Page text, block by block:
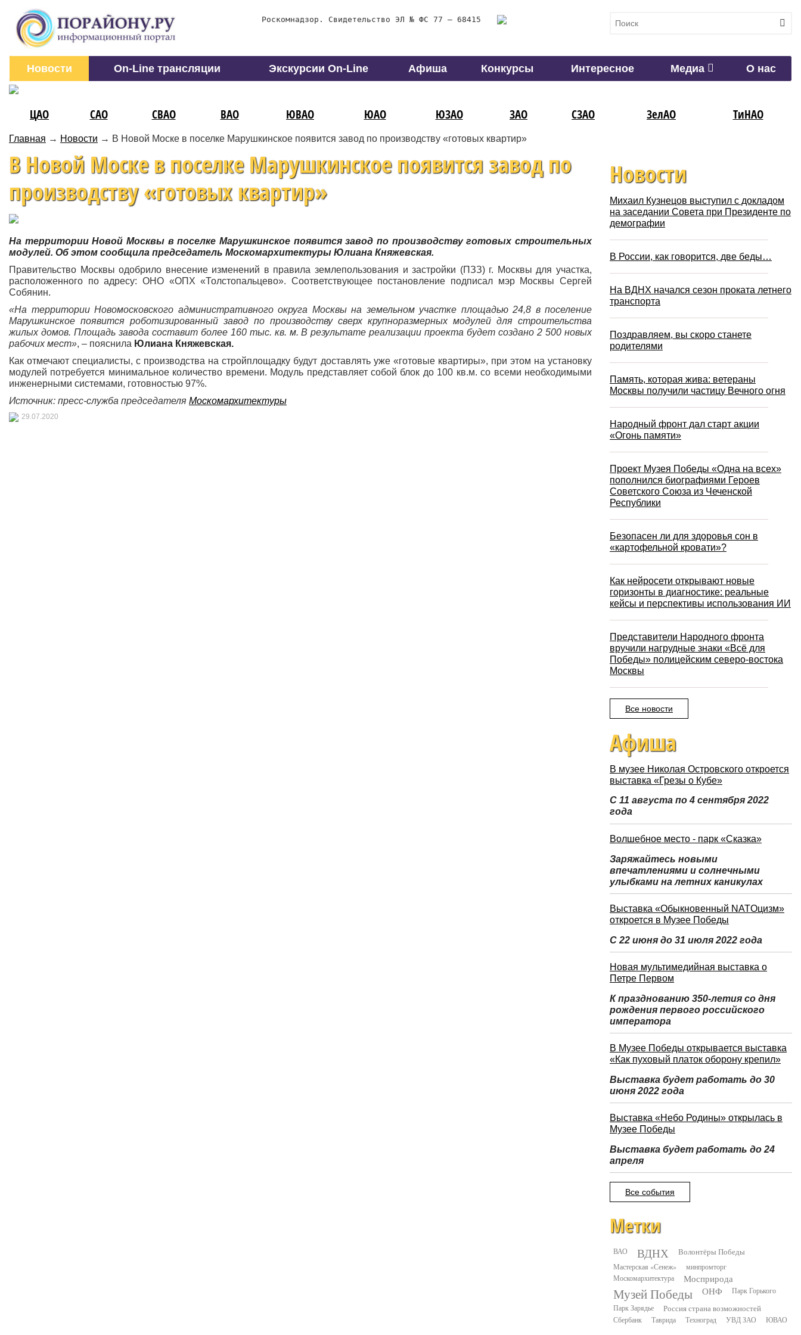
Роскомнадзор. Свидетельство ЭЛ № ФС 77 – 68415
Новости On-Line трансляции Экскурсии On-Line Афиша Конкурсы Интересное Медиа О нас
ЦАО САО СВАО ВАО ЮВАО ЮАО ЮЗАО ЗАО СЗАО ЗелАО ТиНАО
Главная → Новости → В Новой Моске в поселке Марушкинское появится завод по производству «готовых квартир»
В Новой Моске в поселке Марушкинское появится завод по
производству «готовых квартир»
На территории Новой Москвы в поселке Марушкинское появится завод по производству готовых строительных
модулей. Об этом сообщила председатель Москомархитектуры Юлиана Княжевская.
Правительство Москвы одобрило внесение изменений в правила землепользования и застройки (ПЗЗ) г. Москвы для участка,
расположенного по адресу: ОНО «ОПХ «Толстопальцево». Соответствующее постановление подписал мэр Москвы Сергей
Собянин.
«На территории Новомосковского административного округа Москвы на земельном участке площадью 24,8 в поселение
Марушкинское появится роботизированный завод по производству сверх крупноразмерных модулей для строительства
жилых домов. Площадь завода составит более 160 тыс. кв. м. В результате реализации проекта будет создано 2 500 новых
рабочих мест», – пояснила Юлиана Княжевская.
Как отмечают специалисты, с производства на стройплощадку будут доставлять уже «готовые квартиры», при этом на установку
модулей потребуется минимальное количество времени. Модуль представляет собой блок до 100 кв.м. со всеми необходимыми
инженерными системами, готовностью 97%.
Источник: пресс-служба председателя Москомархитектуры
29.07.2020
Новости
Михаил Кузнецов выступил с докладом
на заседании Совета при Президенте по
демографии
В России, как говорится, две беды…
На ВДНХ начался сезон проката летнего
транспорта
Поздравляем, вы скоро станете
родителями
Память, которая жива: ветераны
Москвы получили частицу Вечного огня
Народный фронт дал старт акции
«Огонь памяти»
Проект Музея Победы «Одна на всех»
пополнился биографиями Героев
Советского Союза из Чеченской
Республики
Безопасен ли для здоровья сон в
«картофельной кровати»?
Как нейросети открывают новые
горизонты в диагностике: реальные
кейсы и перспективы использования ИИ
Представители Народного фронта
вручили нагрудные знаки «Всё для
Победы» полицейским северо-востока
Москвы
Все новости
Афиша
В музее Николая Островского откроется
выставка «Грезы о Кубе»
С 11 августа по 4 сентября 2022
года
Волшебное место - парк «Сказка»
Заряжайтесь новыми
впечатлениями и солнечными
улыбками на летних каникулах
Выставка «Обыкновенный NATOцизм»
откроется в Музее Победы
С 22 июня до 31 июля 2022 года
Новая мультимедийная выставка о
Петре Первом
К празднованию 350-летия со дня
рождения первого российского
императора
В Музее Победы открывается выставка
«Как пуховый платок оборону крепил»
Выставка будет работать до 30
июня 2022 года
Выставка «Небо Родины» открылась в
Музее Победы
Выставка будет работать до 24
апреля
Все события
Метки
ВАО ВДНХ Волонтёры Победы
Мастерская «Сенеж»
минпромторг
Москомархитектура
Мосприрода
Музей Победы ОНФ
Парк Горького
Парк Зарядье
Россия страна возможностей
Сбербанк Таврида Техноград УВД ЗАО ЮВАО